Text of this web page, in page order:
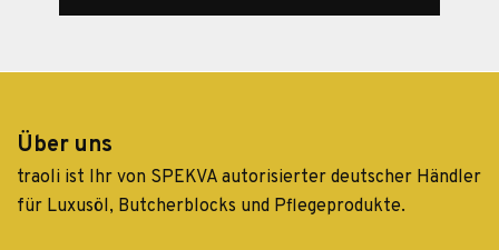
Über uns
traoli ist Ihr von SPEKVA autorisierter deutscher Händler
für Luxusöl, Butcherblocks und Pflegeprodukte.